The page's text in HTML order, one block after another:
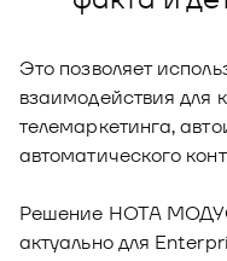
Новости
Блог
Документы
рекрутмента
О решении
Калькулятор выгоды
Оазис - платформа
управления
Это позволяет
взаимодействия для
телемаркетинга,
автоматического
Решение НОТА
актуально для